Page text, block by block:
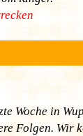
Woche in
Folgen. Wir